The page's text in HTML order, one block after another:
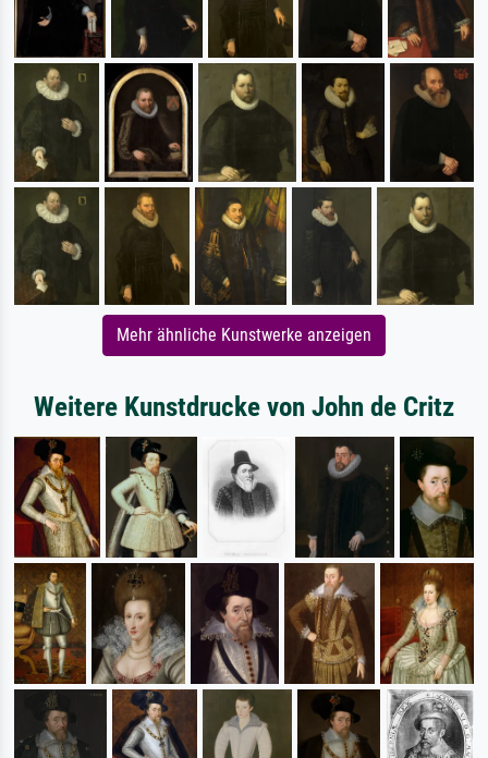
Mehr ähnliche Kunstwerke anzeigen
Weitere Kunstdrucke von John de Critz